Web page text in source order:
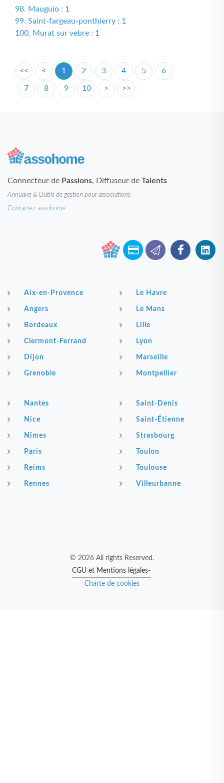
98. Mauguio : 1
99. Saint-fargeau-ponthierry : 1
100. Murat sur vebre : 1
<< < 1 2 3 4 5 6
7 8 9 10 > >>
Connecteur de Passions, Diffuseur de Talents
Annuaire & Outils de gestion pour associations
Contactez assohome
Aix-en-Provence
Angers
Bordeaux
Clermont-Ferrand
Dijon
Grenoble
Le Havre
Le Mans
Lille
Lyon
Marseille
Montpellier
Nantes
Nice
Nîmes
Paris
Reims
Rennes
Saint-Denis
Saint-Étienne
Strasbourg
Toulon
Toulouse
Villeurbanne
© 2026 All rights Reserved.
CGU et Mentions légales-
Charte de cookies